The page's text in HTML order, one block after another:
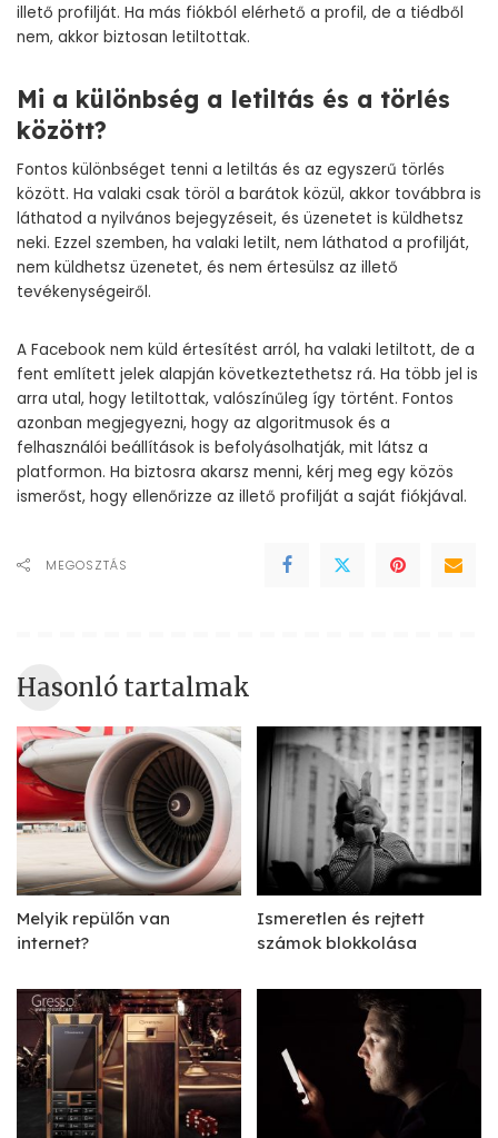
illető profilját. Ha más fiókból elérhető a profil, de a tiédből
nem, akkor biztosan letiltottak.
Mi a különbség a letiltás és a törlés
között?
Fontos különbséget tenni a letiltás és az egyszerű törlés
között. Ha valaki csak töröl a barátok közül, akkor továbbra is
láthatod a nyilvános bejegyzéseit, és üzenetet is küldhetsz
neki. Ezzel szemben, ha valaki letilt, nem láthatod a profilját,
nem küldhetsz üzenetet, és nem értesülsz az illető
tevékenységeiről.
A Facebook nem küld értesítést arról, ha valaki letiltott, de a
fent említett jelek alapján következtethetsz rá. Ha több jel is
arra utal, hogy letiltottak, valószínűleg így történt. Fontos
azonban megjegyezni, hogy az algoritmusok és a
felhasználói beállítások is befolyásolhatják, mit látsz a
platformon. Ha biztosra akarsz menni, kérj meg egy közös
ismerőst, hogy ellenőrizze az illető profilját a saját fiókjával.
MEGOSZTÁS
Hasonló tartalmak
Melyik repülőn van
internet?
Ismeretlen és rejtett
számok blokkolása